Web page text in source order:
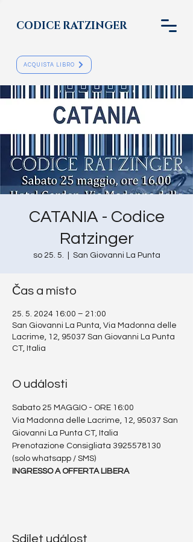
CODICE RATZINGER
ACQUISTA LIBRO
CATANIA - Codice
Ratzinger
so 25. 5. San Giovanni La Punta
Čas a místo
25. 5. 2024 16:00 – 21:00
San Giovanni La Punta, Via Madonna delle
Lacrime, 12, 95037 San Giovanni La Punta
CT, Italia
O události
Sabato 25 MAGGIO - ORE 16:00
Via Madonna delle Lacrime, 12, 95037 San
Giovanni La Punta CT, Italia
Prenotazione Consigliata 3925578130
(solo whatsapp / SMS)
INGRESSO A OFFERTA LIBERA
Sdílet událost